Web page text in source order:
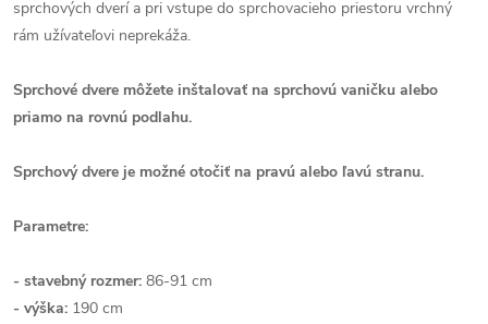
sprchových dverí a pri vstupe do sprchovacieho priestoru vrchný
rám užívateľovi neprekáža.
Sprchové dvere môžete inštalovať na sprchovú vaničku alebo
priamo na rovnú podlahu.
Sprchový dvere je možné otočiť na pravú alebo ľavú stranu.
Parametre:
- stavebný rozmer: 86-91 cm
- výška: 190 cm